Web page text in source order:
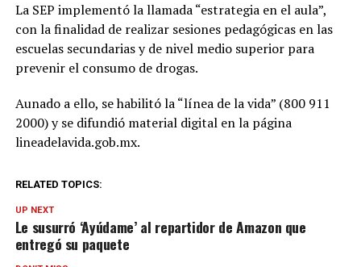
La SEP implementó la llamada “estrategia en el aula”,
con la finalidad de realizar sesiones pedagógicas en las
escuelas secundarias y de nivel medio superior para
prevenir el consumo de drogas.
Aunado a ello, se habilitó la “línea de la vida” (800 911
2000) y se difundió material digital en la página
lineadelavida.gob.mx.
RELATED TOPICS:
UP NEXT
Le susurró ‘Ayúdame’ al repartidor de Amazon que
entregó su paquete